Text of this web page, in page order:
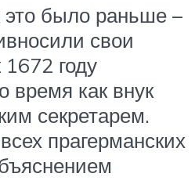
это было раньше –
свои
году
время как внук
секретарем.
прагерманских